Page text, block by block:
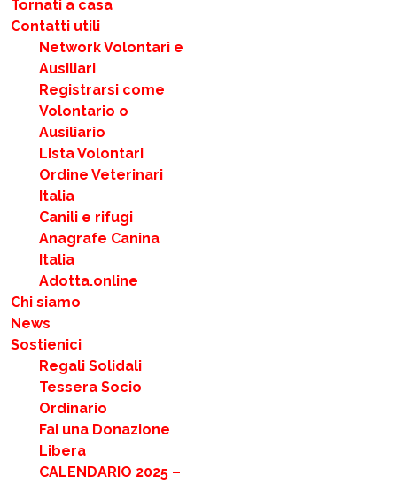
Tornati a casa
Contatti utili
Network Volontari e
Ausiliari
Registrarsi come
Volontario o
Ausiliario
Lista Volontari
Ordine Veterinari
Italia
Canili e rifugi
Anagrafe Canina
Italia
Adotta.online
Chi siamo
News
Sostienici
Regali Solidali
Tessera Socio
Ordinario
Fai una Donazione
Libera
CALENDARIO 2025 –